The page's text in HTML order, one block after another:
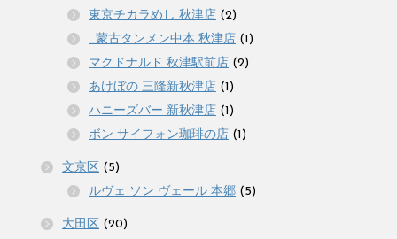
東京チカラめし 秋津店 (2)
_蒙古タンメン中本 秋津店 (1)
マクドナルド 秋津駅前店 (2)
あけぼの 三隆新秋津店 (1)
ハニーズバー 新秋津店 (1)
ボン サイフォン珈琲の店 (1)
文京区 (5)
ルヴェ ソン ヴェール 本郷 (5)
大田区 (20)